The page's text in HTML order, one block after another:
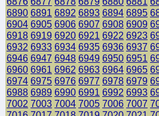
6890 6891 6892 6893 6894 6895
6904 6905 6906 6907 6908 6909
6918 6919 6920 6921 6922 6923
6932 6933 6934 6935 6936 6937
6946 6947 6948 6949 6950 6951
6960 6961 6962 6963 6964 6965
6974 6975 6976 6977 6978 6979
6988 6989 6990 6991 6992 6993
7002 7003 7004 7005 7006 7007